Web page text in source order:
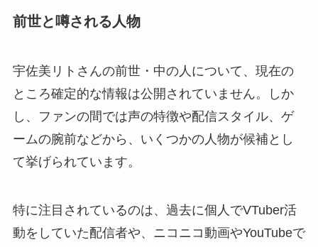
前世と噂される人物
宇佐美リトさんの前世・中の人について、現在の
ところ確定的な情報は公開されていません。しか
し、ファンの間では声の特徴や配信スタイル、ゲ
ームの腕前などから、いくつかの人物が候補とし
て挙げられています。
特に注目されているのは、過去に個人でVTuber活
動をしていた配信者や、ニコニコ動画やYouTubeで